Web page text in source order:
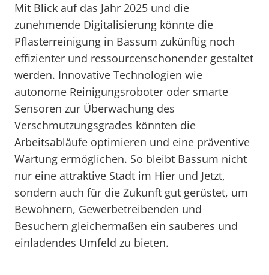
Mit Blick auf das Jahr 2025 und die
zunehmende Digitalisierung könnte die
Pflasterreinigung in Bassum zukünftig noch
effizienter und ressourcenschonender gestaltet
werden. Innovative Technologien wie
autonome Reinigungsroboter oder smarte
Sensoren zur Überwachung des
Verschmutzungsgrades könnten die
Arbeitsabläufe optimieren und eine präventive
Wartung ermöglichen. So bleibt Bassum nicht
nur eine attraktive Stadt im Hier und Jetzt,
sondern auch für die Zukunft gut gerüstet, um
Bewohnern, Gewerbetreibenden und
Besuchern gleichermaßen ein sauberes und
einladendes Umfeld zu bieten.